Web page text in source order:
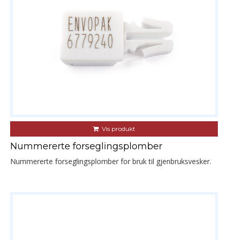
Vis produkt
Nummererte forseglingsplomber
Nummererte forseglingsplomber for bruk til gjenbruksvesker.